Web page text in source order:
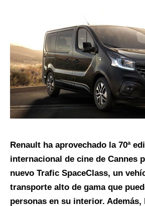
Renault ha aprovechado la 70ª
internacional de cine de Cannes
nuevo Trafic SpaceClass, un
transporte alto de gama que
personas en su interior.